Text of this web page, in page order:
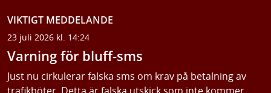
VIKTIGT MEDDELANDE
23 juli 2026 kl. 14:24
Varning för bluff-sms
Just nu cirkulerar falska sms om krav på betalning av